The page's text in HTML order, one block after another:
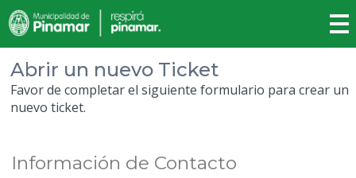
Abrir un nuevo Ticket
Favor de completar el siguiente formulario para crear un
nuevo ticket.
Información de Contacto